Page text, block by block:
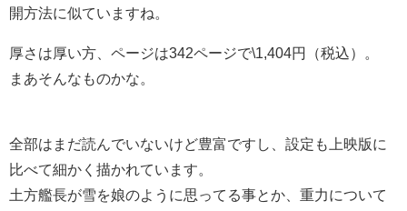
開方法に似ていますね。
厚さは厚い方、ページは342ページで\1,404円（税込）。
まあそんなものかな。
全部はまだ読んでいないけど豊富ですし、設定も上映版に
比べて細かく描かれています。
土方艦長が雪を娘のように思ってる事とか、重力について